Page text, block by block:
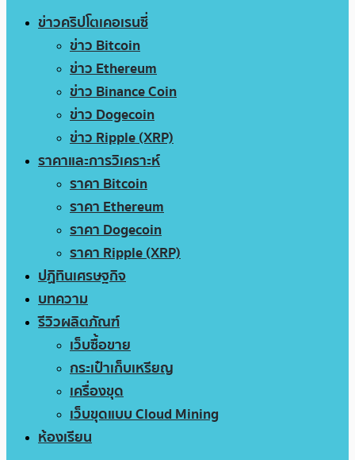
ข่าวคริปโตเคอเรนซี่
ข่าว Bitcoin
ข่าว Ethereum
ข่าว Binance Coin
ข่าว Dogecoin
ข่าว Ripple (XRP)
ราคาและการวิเคราะห์
ราคา Bitcoin
ราคา Ethereum
ราคา Dogecoin
ราคา Ripple (XRP)
ปฏิทินเศรษฐกิจ
บทความ
รีวิวผลิตภัณฑ์
เว็บซื้อขาย
กระเป๋าเก็บเหรียญ
เครื่องขุด
เว็บขุดแบบ Cloud Mining
ห้องเรียน